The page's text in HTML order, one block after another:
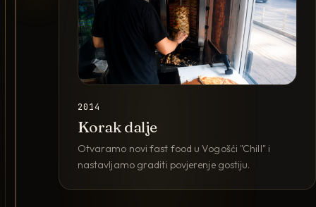
2014
Korak dalje
Otvaramo novi fast food u Vogošći "Chill" i
nastavljamo graditi povjerenje gostiju.